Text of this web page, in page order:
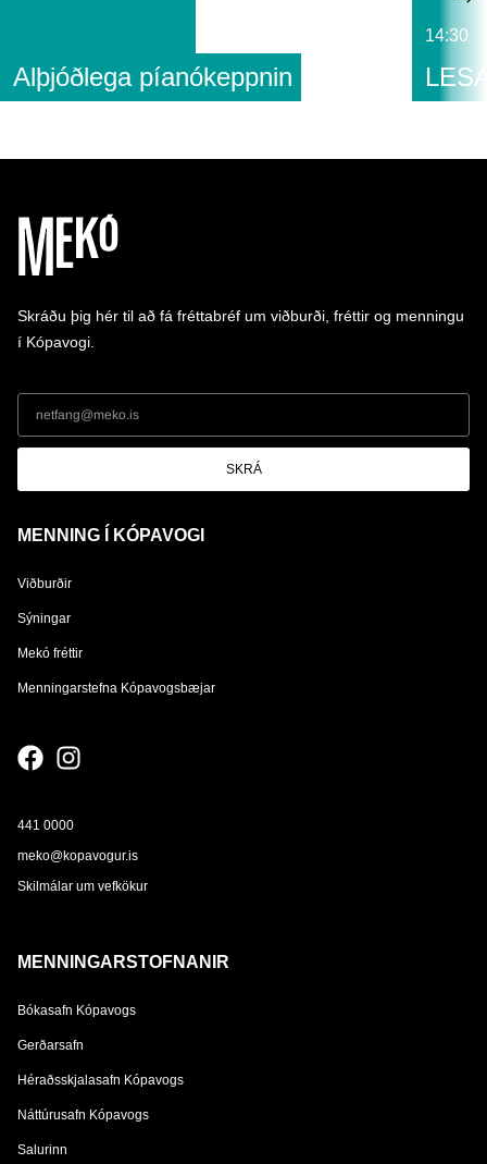
Alþjóðlega píanókeppnin
14:30
Skráðu þig hér til að fá fréttabréf um viðburði, fréttir og menningu
í Kópavogi.
SKRÁ
MENNING Í KÓPAVOGI
Viðburðir
Sýningar
Mekó fréttir
Menningarstefna Kópavogsbæjar
441 0000
meko@kopavogur.is
Skilmálar um vefkökur
MENNINGARSTOFNANIR
Bókasafn Kópavogs
Gerðarsafn
Héraðsskjalasafn Kópavogs
Náttúrusafn Kópavogs
Salurinn